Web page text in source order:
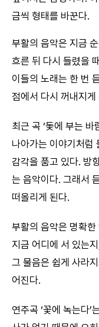
금씩 형태를 바꾼다.
부활의 음악은 지금
흐른 뒤 다시 들렸을
이들의 노래는 한 번
점에서 다시 꺼내지게
최근 곡 ‘돛에 부는
나아가는 이야기처럼
감각을 품고 있다. 방
는 음악이다. 그래서
떠올리게 된다.
부활의 음악은 명확
지금 어디에 서 있는
그 물음은 쉽게 사라
어진다.
연주곡 ‘꽃에 녹는다’